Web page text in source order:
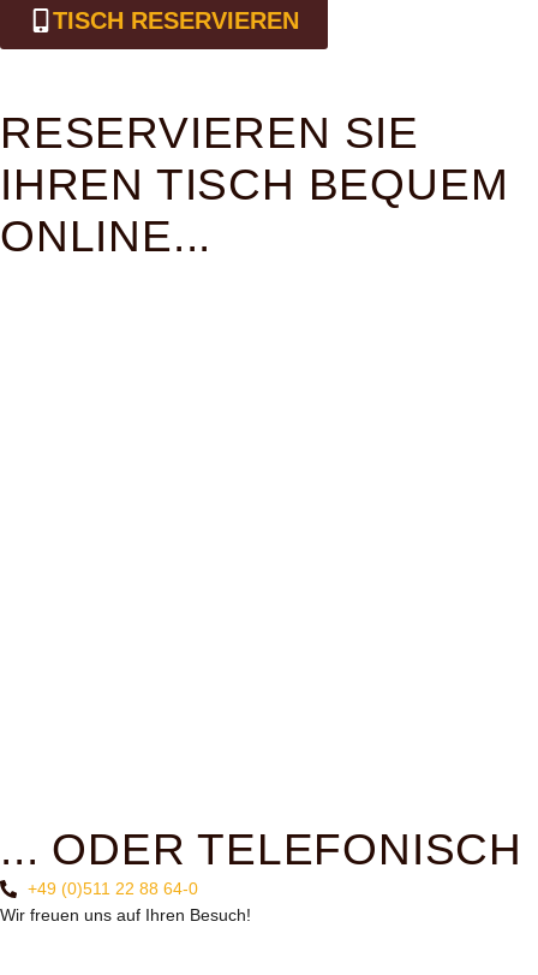
TISCH RESERVIEREN
RESERVIEREN SIE
IHREN TISCH BEQUEM
ONLINE...
... ODER TELEFONISCH
+49 (0)511 22 88 64-0
Wir freuen uns auf Ihren Besuch!